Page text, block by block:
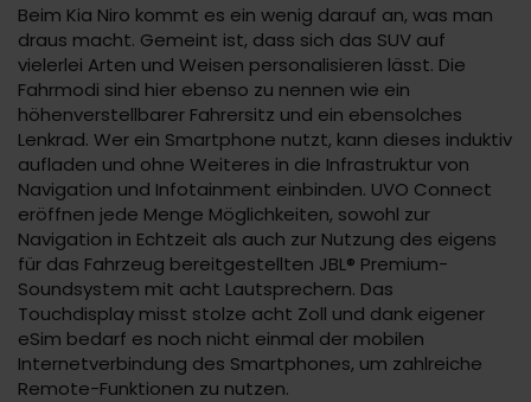
Beim Kia Niro kommt es ein wenig darauf an, was man
draus macht. Gemeint ist, dass sich das SUV auf
vielerlei Arten und Weisen personalisieren lässt. Die
Fahrmodi sind hier ebenso zu nennen wie ein
höhenverstellbarer Fahrersitz und ein ebensolches
Lenkrad. Wer ein Smartphone nutzt, kann dieses induktiv
aufladen und ohne Weiteres in die Infrastruktur von
Navigation und Infotainment einbinden. UVO Connect
eröffnen jede Menge Möglichkeiten, sowohl zur
Navigation in Echtzeit als auch zur Nutzung des eigens
für das Fahrzeug bereitgestellten JBL® Premium-
Soundsystem mit acht Lautsprechern. Das
Touchdisplay misst stolze acht Zoll und dank eigener
eSim bedarf es noch nicht einmal der mobilen
Internetverbindung des Smartphones, um zahlreiche
Remote-Funktionen zu nutzen.